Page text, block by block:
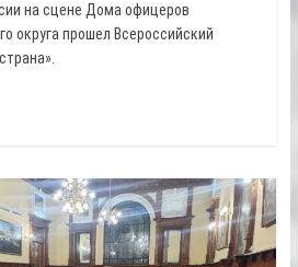
на сцене Дома офицеров
округа прошел Всероссийский